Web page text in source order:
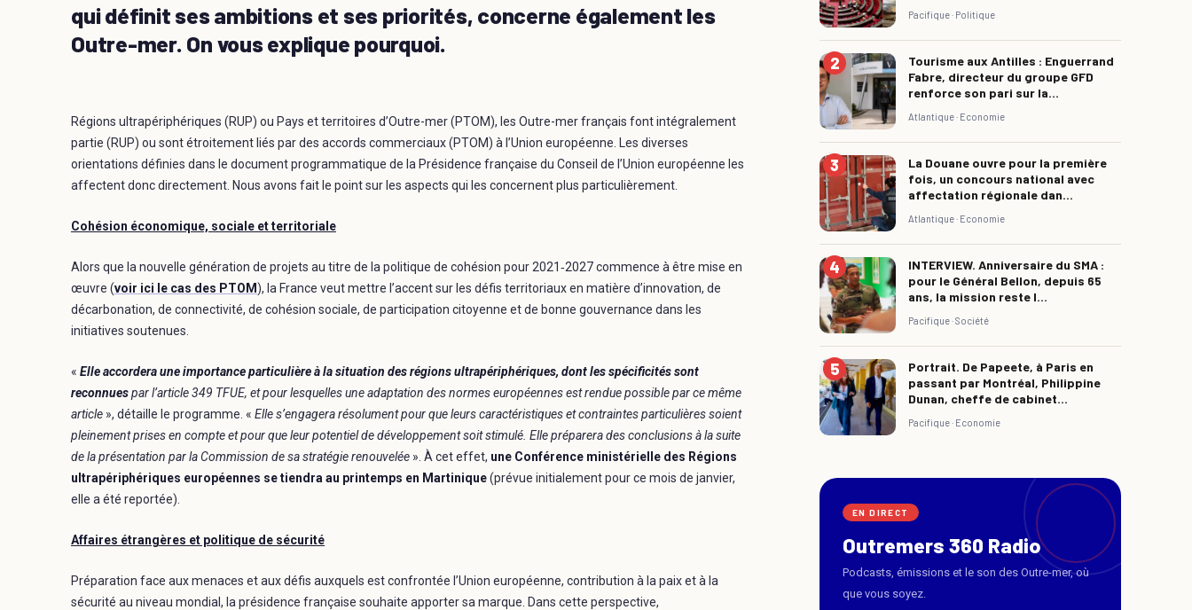
qui définit ses ambitions et ses priorités, concerne également les
Outre-mer. On vous explique pourquoi.
Régions ultrapériphériques (RUP) ou Pays et territoires d’Outre-mer (PTOM), les Outre-mer français font intégralement
partie (RUP) ou sont étroitement liés par des accords commerciaux (PTOM) à l’Union européenne. Les diverses
orientations définies dans le document programmatique de la Présidence française du Conseil de l’Union européenne les
affectent donc directement. Nous avons fait le point sur les aspects qui les concernent plus particulièrement.
Cohésion économique, sociale et territoriale
Alors que la nouvelle génération de projets au titre de la politique de cohésion pour 2021‑2027 commence à être mise en
œuvre (voir ici le cas des PTOM), la France veut mettre l’accent sur les défis territoriaux en matière d’innovation, de
décarbonation, de connectivité, de cohésion sociale, de participation citoyenne et de bonne gouvernance dans les
initiatives soutenues.
« Elle accordera une importance particulière à la situation des régions ultrapériphériques, dont les spécificités sont
reconnuespar l’article 349 TFUE, et pour lesquelles une adaptation des normes européennes est rendue possible par ce même
article », détaille le programme. « Elle s’engagera résolument pour que leurs caractéristiques et contraintes particulières soient
pleinement prises en compte et pour que leur potentiel de développement soit stimulé. Elle préparera des conclusions à la suite
de la présentation par la Commission de sa stratégie renouvelée ». À cet effet, une Conférence ministérielle des Régions
ultrapériphériques européennes se tiendra au printemps en Martinique(prévue initialement pour ce mois de janvier,
elle a été reportée).
Affaires étrangères et politique de sécurité
Préparation face aux menaces et aux défis auxquels est confrontée l’Union européenne, contribution à la paix et à la
sécurité au niveau mondial, la présidence française souhaite apporter sa marque. Dans cette perspective,
Pacifique · Politique
Tourisme aux Antilles : Enguerrand
Fabre, directeur du groupe GFD
renforce son pari sur la...
Atlantique · Economie
La Douane ouvre pour la première
fois, un concours national avec
affectation régionale dan...
Atlantique · Economie
INTERVIEW. Anniversaire du SMA :
pour le Général Bellon, depuis 65
ans, la mission reste l...
Pacifique ·Société
Portrait. De Papeete, à Paris en
passant par Montréal, Philippine
Dunan, cheffe de cabinet...
Pacifique · Economie
EN DIRECT
Outremers 360 Radio
Podcasts, émissions et le son des Outre-mer, où
que vous soyez.